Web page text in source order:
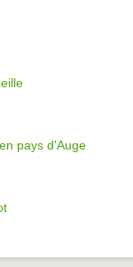
pays d'Auge